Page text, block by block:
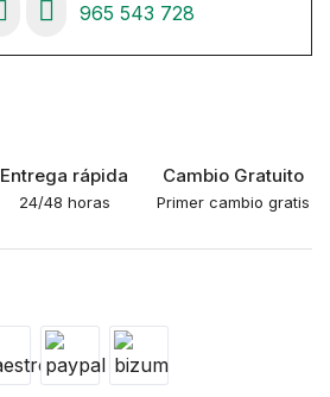
965 543 728
Entrega rápida
24/48 horas
Cambio Gratuito
Primer cambio gratis